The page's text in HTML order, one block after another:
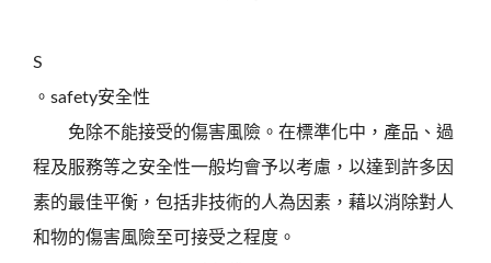
S
。safety安全性
免除不能接受的傷害風險。在標準化中，產品、過
程及服務等之安全性一般均會予以考慮，以達到許多因
素的最佳平衡，包括非技術的人為因素，藉以消除對人
和物的傷害風險至可接受之程度。